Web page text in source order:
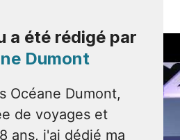
a été rédigé par
Dumont
Océane Dumont,
de voyages et
ans, j'ai dédié ma